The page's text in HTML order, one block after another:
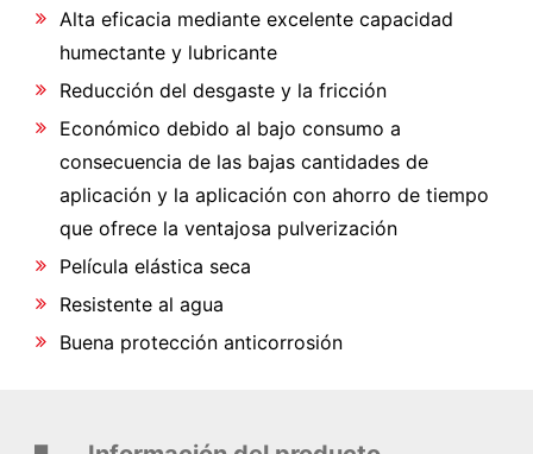
Alta eficacia mediante excelente capacidad
humectante y lubricante
Reducción del desgaste y la fricción
Económico debido al bajo consumo a
consecuencia de las bajas cantidades de
aplicación y la aplicación con ahorro de tiempo
que ofrece la ventajosa pulverización
Película elástica seca
Resistente al agua
Buena protección anticorrosión